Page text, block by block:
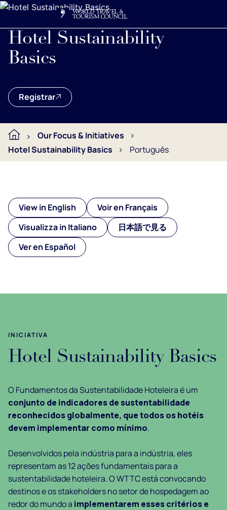
Hotel Sustainability
Basics
Construindo um futuro melhor para a hospitalidade, um
Registrar
Our Focus & Initiatives
Hotel Sustainability Basics
Português
View in English
Voir en Français
Visualizza in Italiano
日本語で見る
Ver en Español
INICIATIVA
Hotel Sustainability Basics
O Fundamentos da Sustentabilidade Hoteleira é um
conjunto de indicadores de sustentabilidade
reconhecidos globalmente, que todos os hotéis
devem implementar como mínimo.
Desenvolvidos pela indústria para a indústria, eles
representam as 12 ações fundamentais para a
sustentabilidade hoteleira. O WTTC está convocando
destinos e os stakeholders no setor de hospedagem ao
redor do mundo a implementarem esses critérios e